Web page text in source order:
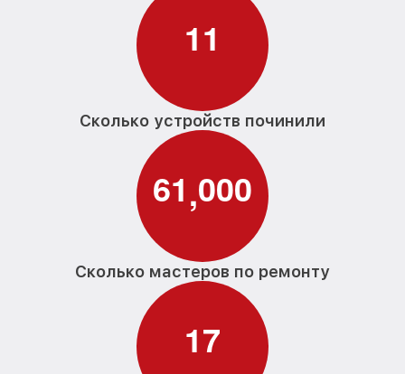
11
Сколько устройств починили
61,000
Сколько мастеров по ремонту
17